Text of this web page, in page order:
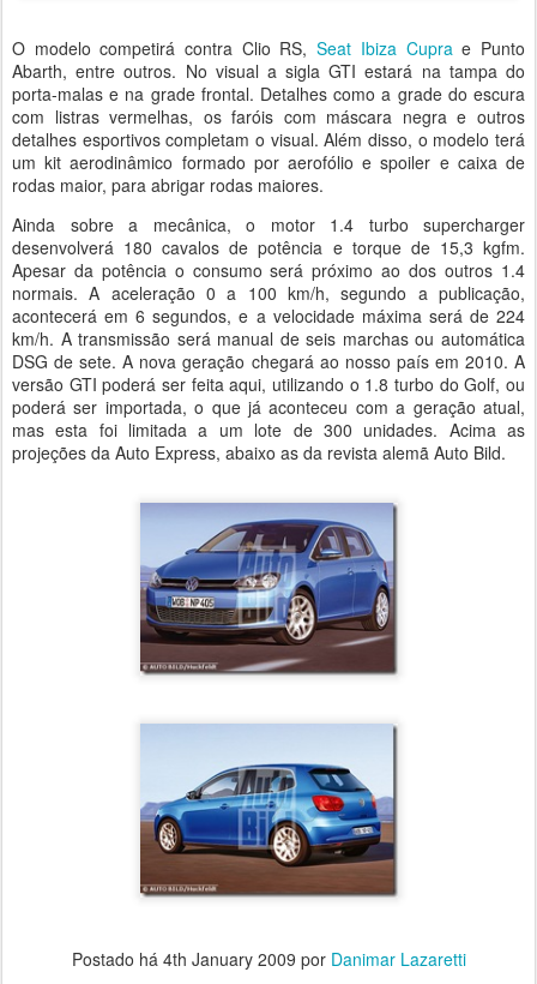
O modelo competirá contra Clio RS,Seat Ibiza Cuprae Punto
Abarth, entre outros. No visual a sigla GTI estará na tampa do
porta-malas e na grade frontal. Detalhes como a grade do escura
com listras vermelhas, os faróis com máscara negra e outros
detalhes esportivos completam o visual. Além disso, o modelo terá
um kit aerodinâmico formado por aerofólio e spoiler e caixa de
rodas maior, para abrigar rodas maiores.
Ainda sobre a mecânica, o motor 1.4 turbo supercharger
desenvolverá 180 cavalos de potência e torque de 15,3 kgfm.
Apesar da potência o consumo será próximo ao dos outros 1.4
normais. A aceleração 0 a 100 km/h, segundo a publicação,
acontecerá em 6 segundos, e a velocidade máxima será de 224
km/h. A transmissão será manual de seis marchas ou automática
DSG de sete. A nova geração chegará ao nosso país em 2010. A
versão GTI poderá ser feita aqui, utilizando o 1.8 turbo do Golf, ou
poderá ser importada, o que já aconteceu com a geração atual,
mas esta foi limitada a um lote de 300 unidades. Acima as
projeções da Auto Express, abaixo as da revista alemã Auto Bild.
Postado há 4th January 2009 por Danimar Lazaretti